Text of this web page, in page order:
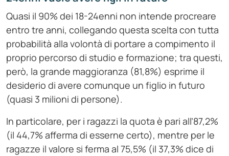
Quasi il 90% dei 18-24enni non intende procreare
entro tre anni, collegando questa scelta con tutta
probabilità alla volontà di portare a compimento il
proprio percorso di studio e formazione; tra questi,
però, la grande maggioranza (81,8%) esprime il
desiderio di avere comunque un figlio in futuro
(quasi 3 milioni di persone).
In particolare, per i ragazzi la quota è pari all’87,2%
(il 44,7% afferma di esserne certo), mentre per le
ragazze il valore si ferma al 75,5% (il 37,3% dice di